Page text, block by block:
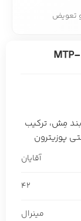
تعویض
42 × 30 میلیمتر، بند مِش، ترکیب
پوزیترون
آقایان
42
مینرال